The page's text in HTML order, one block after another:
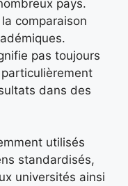
pays.
comparaison
pas toujours
dans des
utilisés
standardisés,
universités ainsi